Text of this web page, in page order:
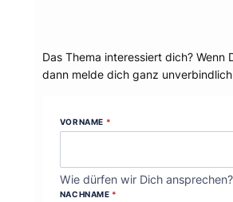
Das Thema interessiert dich? Wenn
dann melde dich ganz
VORNAME *
Wie dürfen wir Dich ansprechen?
NACHNAME *